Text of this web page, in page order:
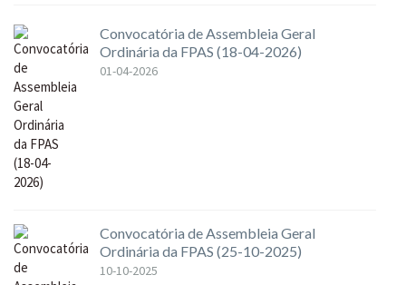
Convocatória de Assembleia Geral
Ordinária da FPAS (18-04-2026)
01-04-2026
Convocatória de Assembleia Geral
Ordinária da FPAS (25-10-2025)
10-10-2025